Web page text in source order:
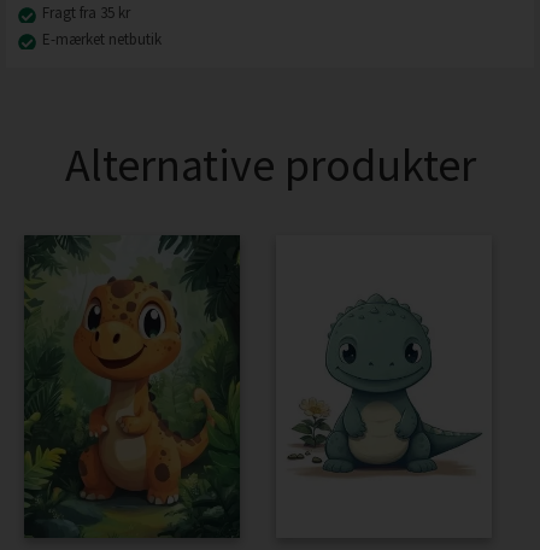
Fragt fra 35 kr
E-mærket netbutik
Alternative produkter